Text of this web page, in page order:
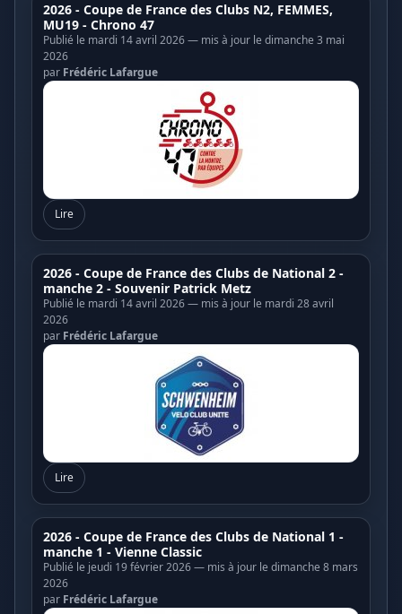
2026 - Coupe de France des Clubs N2, FEMMES,
MU19 - Chrono 47
Publié le mardi 14 avril 2026 — mis à jour le dimanche 3 mai
2026
par Frédéric Lafargue
Lire
2026 - Coupe de France des Clubs de National 2 -
manche 2 - Souvenir Patrick Metz
Publié le mardi 14 avril 2026 — mis à jour le mardi 28 avril
2026
par Frédéric Lafargue
Lire
2026 - Coupe de France des Clubs de National 1 -
manche 1 - Vienne Classic
Publié le jeudi 19 février 2026 — mis à jour le dimanche 8 mars
2026
par Frédéric Lafargue